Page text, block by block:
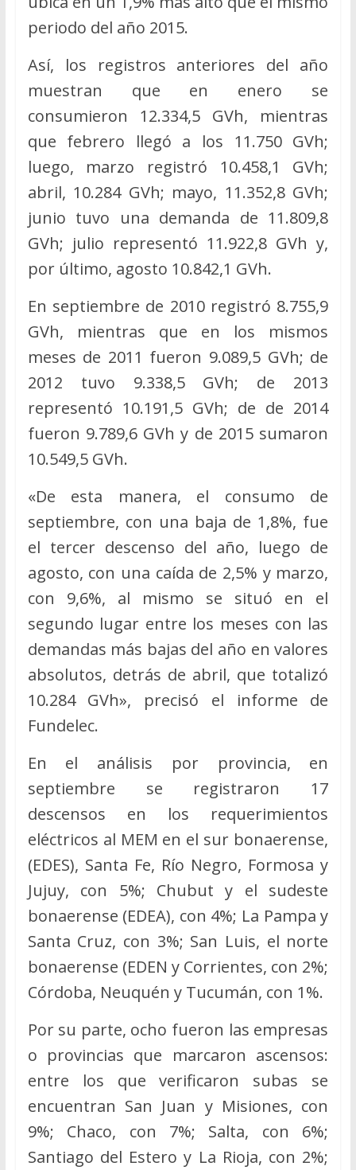
periodo del año 2015.
Así, los registros anteriores del año
muestran que en enero se
consumieron 12.334,5 GVh, mientras
que febrero llegó a los 11.750 GVh;
luego, marzo registró 10.458,1 GVh;
abril, 10.284 GVh; mayo, 11.352,8 GVh;
junio tuvo una demanda de 11.809,8
GVh; julio representó 11.922,8 GVh y,
por último, agosto 10.842,1 GVh.
En septiembre de 2010 registró 8.755,9
GVh, mientras que en los mismos
meses de 2011 fueron 9.089,5 GVh; de
2012 tuvo 9.338,5 GVh; de 2013
representó 10.191,5 GVh; de de 2014
fueron 9.789,6 GVh y de 2015 sumaron
10.549,5 GVh.
«De esta manera, el consumo de
septiembre, con una baja de 1,8%, fue
el tercer descenso del año, luego de
agosto, con una caída de 2,5% y marzo,
con 9,6%, al mismo se situó en el
segundo lugar entre los meses con las
demandas más bajas del año en valores
absolutos, detrás de abril, que totalizó
10.284 GVh», precisó el informe de
Fundelec.
En el análisis por provincia, en
septiembre se registraron 17
descensos en los requerimientos
eléctricos al MEM en el sur bonaerense,
(EDES), Santa Fe, Río Negro, Formosa y
Jujuy, con 5%; Chubut y el sudeste
bonaerense (EDEA), con 4%; La Pampa y
Santa Cruz, con 3%; San Luis, el norte
bonaerense (EDEN y Corrientes, con 2%;
Córdoba, Neuquén y Tucumán, con 1%.
Por su parte, ocho fueron las empresas
o provincias que marcaron ascensos:
entre los que verificaron subas se
encuentran San Juan y Misiones, con
9%; Chaco, con 7%; Salta, con 6%;
Santiago del Estero y La Rioja, con 2%;